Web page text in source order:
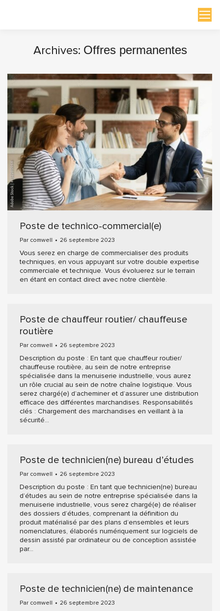
Archives: Offres permanentes
Poste de technico-commercial(e)
Par comwell 26 septembre 2023
Vous serez en charge de commercialiser des produits
techniques, en vous appuyant sur votre double expertise
commerciale et technique. Vous évoluerez sur le terrain
en étant en contact direct avec notre clientèle.
Poste de chauffeur routier/ chauffeuse
routière
Par comwell 26 septembre 2023
Description du poste : En tant que chauffeur routier/
chauffeuse routière, au sein de notre entreprise
spécialisée dans la menuiserie industrielle, vous aurez
un rôle crucial au sein de notre chaîne logistique. Vous
serez chargé(e) d’acheminer et d’assurer une distribution
efficace des différentes marchandises. Responsabilités
clés : Chargement des marchandises en veillant à la
sécurité…
Poste de technicien(ne) bureau d’études
Par comwell 26 septembre 2023
Description du poste : En tant que technicien(ne) bureau
d’études au sein de notre entreprise spécialisée dans la
menuiserie industrielle, vous serez chargé(e) de réaliser
des dossiers d’études, comprenant la définition du
produit matérialisé par des plans d’ensembles et leurs
nomenclatures, élaborés numériquement sur logiciels de
dessin assisté par ordinateur ou de conception assistée
par…
Poste de technicien(ne) de maintenance
Par comwell 26 septembre 2023